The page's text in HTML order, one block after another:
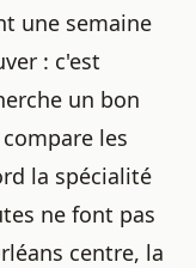
une semaine
: c'est
un bon
les
la spécialité
ne font pas
centre, la